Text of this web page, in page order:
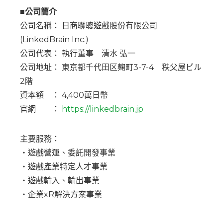
■公司簡介
公司名稱： 日商聯聰遊戲股份有限公司
(LinkedBrain Inc.)
公司代表： 執行董事 清水 弘一
公司地址： 東京都千代田区麹町3-7-4 秩父屋ビル
2階
資本額 ： 4,400萬日幣
官網 ：
https://linkedbrain.jp
主要服務：
・遊戲營運、委託開發事業
・遊戲產業特定人才事業
・遊戲輸入、輸出事業
・企業xR解決方案事業